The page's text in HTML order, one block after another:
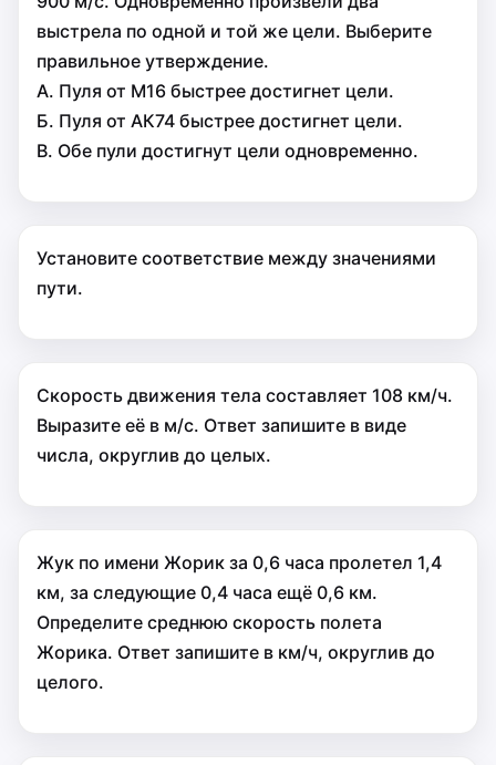
выстрела по одной и той же цели. Выберите
правильное утверждение.
А. Пуля от М16 быстрее достигнет цели.
Б. Пуля от АК74 быстрее достигнет цели.
В. Обе пули достигнут цели одновременно.
Установите соответствие между значениями
пути.
Скорость движения тела составляет 108 км/ч.
Выразите её в м/с. Ответ запишите в виде
числа, округлив до целых.
Жук по имени Жорик за 0,6 часа пролетел 1,4
км, за следующие 0,4 часа ещё 0,6 км.
Определите среднюю скорость полета
Жорика. Ответ запишите в км/ч, округлив до
целого.